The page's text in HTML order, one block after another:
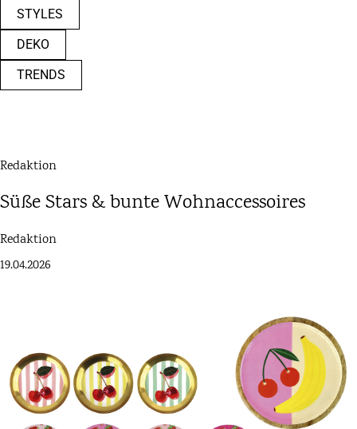
STYLES
DEKO
TRENDS
Redaktion
Süße Stars & bunte Wohnaccessoires
Redaktion
19.04.2026